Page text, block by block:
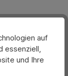
mit
Inhalt:
auf
essenziell,
und Ihre